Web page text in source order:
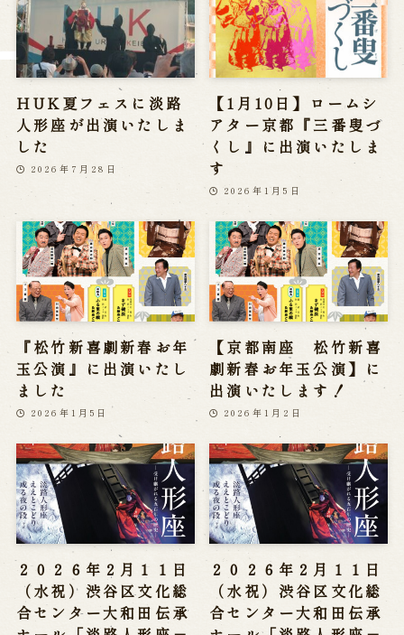
HUK夏フェスに淡路
人形座が出演いたしま
した
2026年7月28日
【1月10日】ロームシ
アター京都『三番叟づ
くし』に出演いたしま
す
2026年1月5日
『松竹新喜劇新春お年
玉公演』に出演いたし
ました
2026年1月5日
【京都南座 松竹新喜
劇新春お年玉公演】に
出演いたします！
2026年1月2日
２０２６年２月１１日
（水祝）渋谷区文化総
合センター大和田伝承
２０２６年２月１１日
（水祝）渋谷区文化総
合センター大和田伝承